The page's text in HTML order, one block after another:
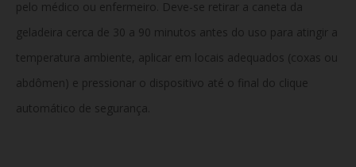
pelo médico ou enfermeiro. Deve-se retirar a caneta da
geladeira cerca de 30 a 90 minutos antes do uso para atingir a
temperatura ambiente, aplicar em locais adequados (coxas ou
abdômen) e pressionar o dispositivo até o final do clique
automático de segurança.